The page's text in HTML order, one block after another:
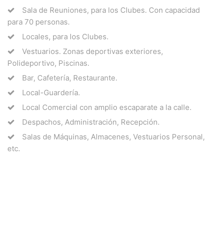
Sala de Reuniones, para los Clubes. Con capacidad
para 70 personas.
Locales, para los Clubes.
Vestuarios. Zonas deportivas exteriores,
Polideportivo, Piscinas.
Bar, Cafetería, Restaurante.
Local-Guardería.
Local Comercial con amplio escaparate a la calle.
Despachos, Administración, Recepción.
Salas de Máquinas, Almacenes, Vestuarios Personal,
etc.